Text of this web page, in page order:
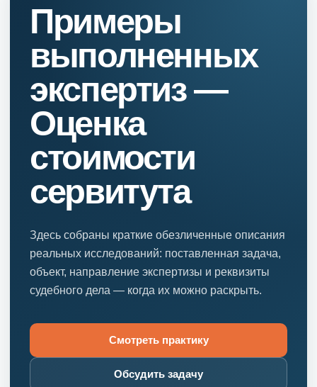
Примеры
выполненных
экспертиз —
Оценка
стоимости
сервитута
Здесь собраны краткие обезличенные описания
реальных исследований: поставленная задача,
объект, направление экспертизы и реквизиты
судебного дела — когда их можно раскрыть.
Смотреть практику
Обсудить задачу